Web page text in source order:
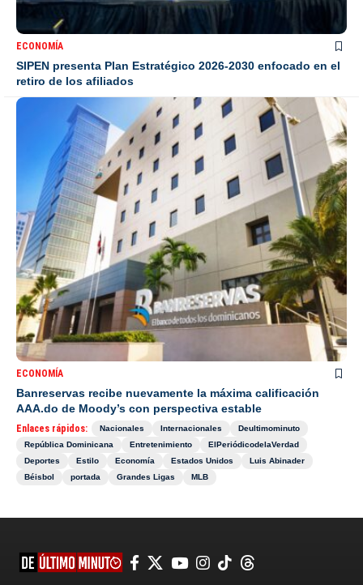
ECONOMÍA
SIPEN presenta Plan Estratégico 2026-2030 enfocado en el
retiro de los afiliados
ECONOMÍA
Banreservas recibe nuevamente la máxima calificación
AAA.do de Moody’s con perspectiva estable
Enlaces rápidos: Nacionales Internacionales
Deultimominuto
República Dominicana
Entretenimiento
ElPeriódicodelaVerdad
Deportes
Estilo Economía Estados Unidos
Luis Abinader
Béisbol
portada Grandes Ligas MLB